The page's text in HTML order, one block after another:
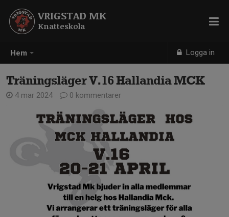
Hem Logga in
VRIGSTAD MK
Knatteskola
Träningsläger V.16 Hallandia MCK
4 mar 2024 0 kommentarer